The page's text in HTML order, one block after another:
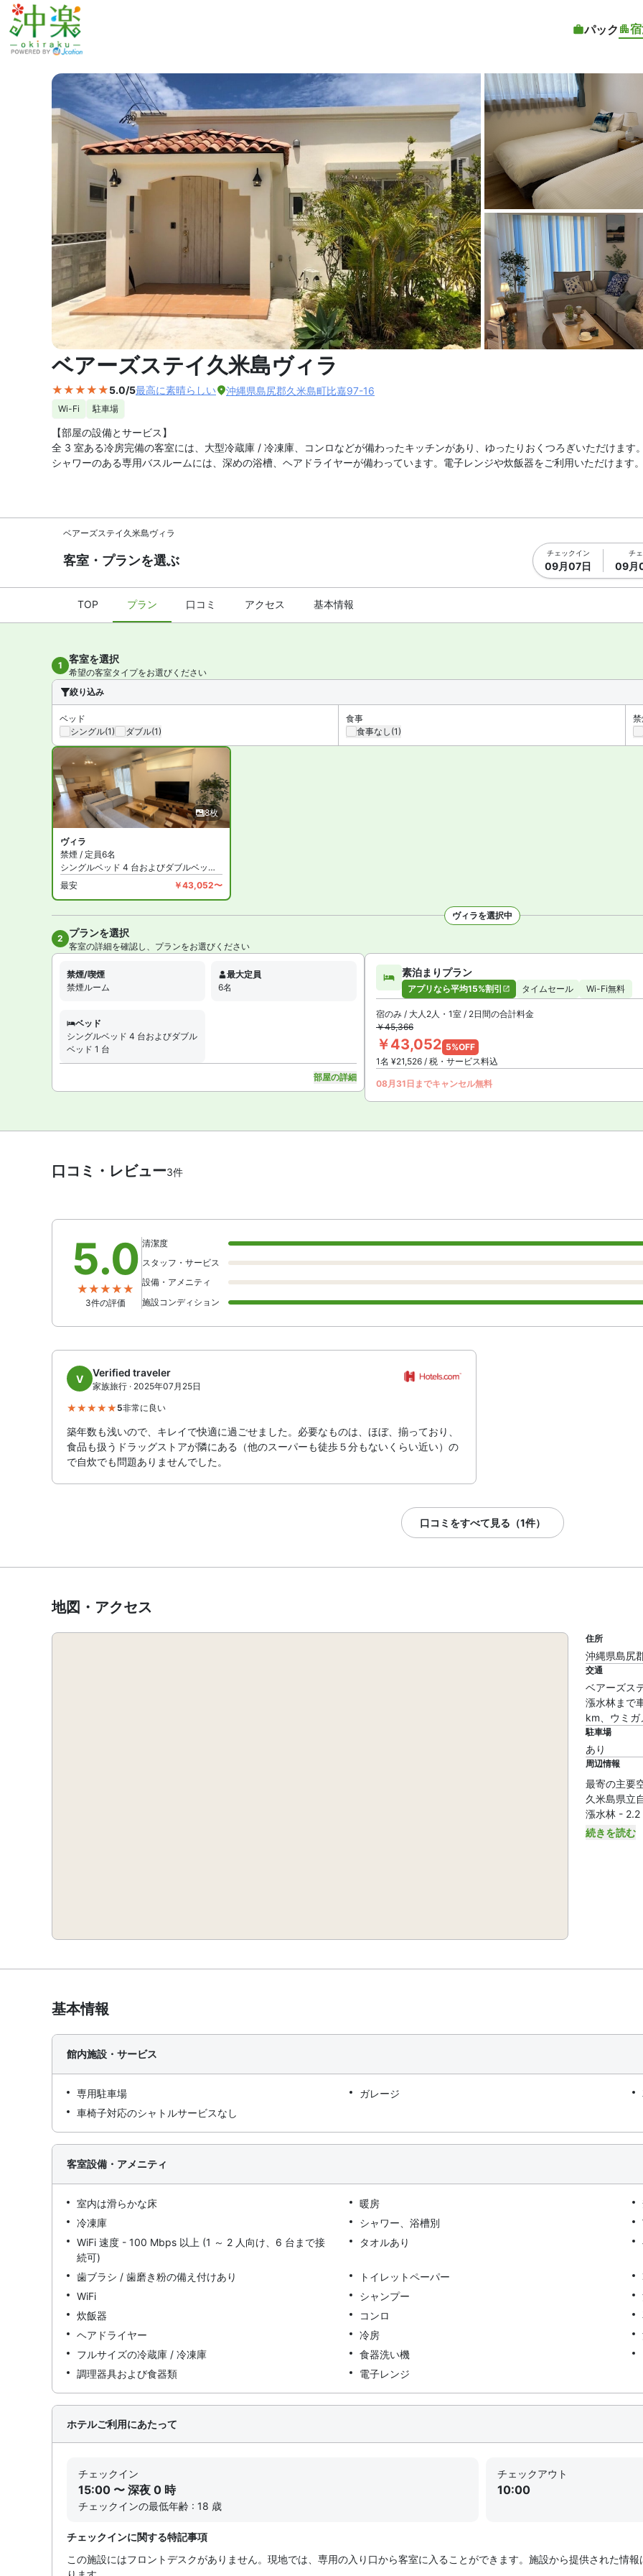
パック
外観の写真を拡大表示
客室1 |
ベアーズステイ久米島ヴィラ
5.0/5最高に素晴らしい 沖縄県島尻郡久米島町比嘉97-16
Wi-Fi 駐車場
【部屋の設備とサービス】
全 3 室ある冷房完備の客室には、大型冷蔵庫 / 冷凍庫、コンロなどが備わったキッチンがあり、ゆったりおくつろぎいただけま
シャワーのある専用バスルームには、深めの浴槽、ヘアドライヤーが備わっています。電子レンジや炊飯器をご利用いただけます
ベアーズステイ久米島ヴィラ
客室・プランを選ぶ
チェックイン
09月07日
チ
09月
TOP プラン 口コミ アクセス 基本情報
1
客室を選択
希望の客室タイプをお選びください
絞り込み
ベッド
シングル(1) ダブル(1)
食事
食事なし (1)
8枚
ヴィラ
禁煙 / 定員6名
シングルベッド 4 台およびダブルベッド 1 台
最安
￥43,052〜
ヴィラを選択中
2 プランを選択
客室の詳細を確認し、プランをお選びください
禁煙/喫煙
禁煙ルーム
最大定員
6名
ベッド
シングルベッド 4 台およびダブル
ベッド 1 台
部屋の詳細
素泊まりプラン
アプリなら平均15%割引 タイムセール Wi-Fi無料
宿のみ / 大人2人・1室 / 2日間の合計料金
￥45,366
￥43,052 5%OFF
1名 ¥21,526 / 税・サービス料込
08月31日までキャンセル無料
口コミ・レビュー3件
5.0
3件の評価
清潔度
スタッフ・サービス
設備・アメニティ
施設コンディション
V
Verified traveler
家族旅行 · 2025年07月25日
5非常に良い
築年数も浅いので、キレイで快適に過ごせました。必要なものは、ほぼ、揃っており、
食品も扱うドラッグストアが隣にある（他のスーパーも徒歩５分もないくらい近い）の
で自炊でも問題ありませんでした。
口コミをすべて見る（1件）
地図・アクセス
住所
沖縄県島尻
交通
ベアーズス
漲水林まで
km、ウミ
駐車場
あり
周辺情報
最寄の主要
久米島県立
漲水林 -
続きを読む
基本情報
館内施設・サービス
専用駐車場 ガレージ
車椅子対応のシャトルサービスなし
客室設備・アメニティ
室内は滑らかな床 暖房
冷凍庫
シャワー、浴槽別
WiFi 速度 - 100 Mbps 以上 (1 ～ 2 人向け、6 台まで接
続可)
タオルあり
歯ブラシ / 歯磨き粉の備え付けあり トイレットペーパー
WiFi
シャンプー
炊飯器
コンロ
ヘアドライヤー
冷房
フルサイズの冷蔵庫 / 冷凍庫
食器洗い機
調理器具および食器類
電子レンジ
ホテルご利用にあたって
チェックイン
15:00 〜 深夜 0 時
チェックインの最低年齢 : 18 歳
チェックアウト
10:00
チェックインに関する特記事項
この施設にはフロントデスクがありません。現地では、専用の入り口から客室に入ることができます。施設から提供された情